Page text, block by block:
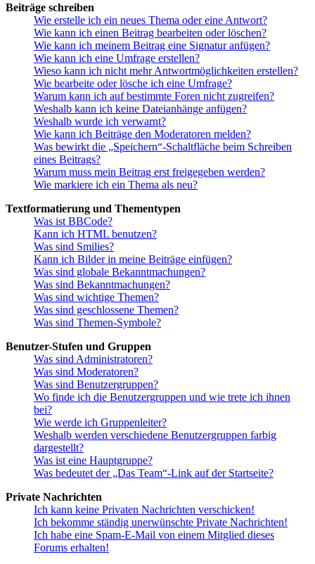
Beiträge schreiben
Wie erstelle ich ein neues Thema oder eine Antwort?
Wie kann ich einen Beitrag bearbeiten oder löschen?
Wie kann ich meinem Beitrag eine Signatur anfügen?
Wie kann ich eine Umfrage erstellen?
Wieso kann ich nicht mehr Antwortmöglichkeiten erstellen?
Wie bearbeite oder lösche ich eine Umfrage?
Warum kann ich auf bestimmte Foren nicht zugreifen?
Weshalb kann ich keine Dateianhänge anfügen?
Weshalb wurde ich verwarnt?
Wie kann ich Beiträge den Moderatoren melden?
Was bewirkt die „Speichern“-Schaltfläche beim Schreiben
eines Beitrags?
Warum muss mein Beitrag erst freigegeben werden?
Wie markiere ich ein Thema als neu?
Textformatierung und Thementypen
Was ist BBCode?
Kann ich HTML benutzen?
Was sind Smilies?
Kann ich Bilder in meine Beiträge einfügen?
Was sind globale Bekanntmachungen?
Was sind Bekanntmachungen?
Was sind wichtige Themen?
Was sind geschlossene Themen?
Was sind Themen-Symbole?
Benutzer-Stufen und Gruppen
Was sind Administratoren?
Was sind Moderatoren?
Was sind Benutzergruppen?
Wo finde ich die Benutzergruppen und wie trete ich ihnen
bei?
Wie werde ich Gruppenleiter?
Weshalb werden verschiedene Benutzergruppen farbig
dargestellt?
Was ist eine Hauptgruppe?
Was bedeutet der „Das Team“-Link auf der Startseite?
Private Nachrichten
Ich kann keine Privaten Nachrichten verschicken!
Ich bekomme ständig unerwünschte Private Nachrichten!
Ich habe eine Spam-E-Mail von einem Mitglied dieses
Forums erhalten!